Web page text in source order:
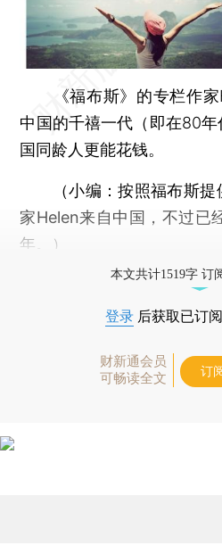
《福布斯》的专栏作家
中国的千禧一代（即在80
国同龄人更能花钱。
（小编：按照福布斯
家Helen来自中国，不过已
年。）
本文共计1519字 订
登录 后获取已订
财新通会员
可畅读全文
订